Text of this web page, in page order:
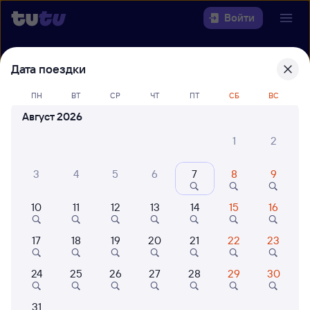
Войти
Выберите день, чтобы найти
22 года работаем для вас
Когда
Найти поезда
Дата поездки
ПН ВТ СР ЧТ ПТ СБ ВС
Август 2026
1
2
3 4 5 6 7 8 9
10 11 12 13 14 15 16
17 18 19 20 21 22 23
24 25 26 27 28 29 30
31